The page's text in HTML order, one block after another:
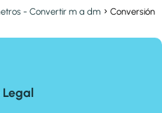
- Convertir m a dm
Conversión
Legal